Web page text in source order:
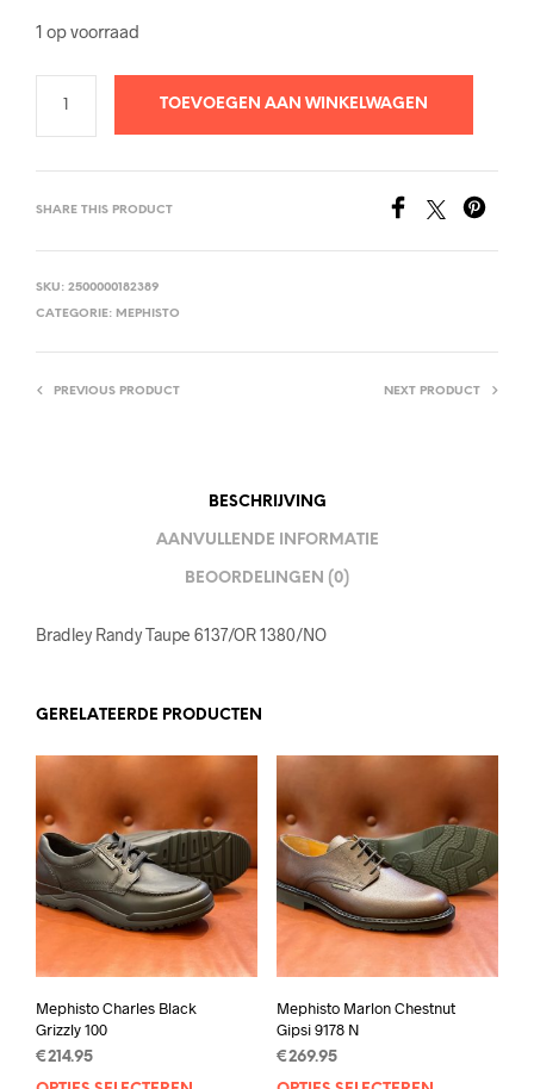
1 op voorraad
TOEVOEGEN AAN WINKELWAGEN
SHARE THIS PRODUCT
SKU: 2500000182389
CATEGORIE: MEPHISTO
PREVIOUS PRODUCT NEXT PRODUCT
BESCHRIJVING
AANVULLENDE INFORMATIE
BEOORDELINGEN (0)
Bradley Randy Taupe 6137/OR 1380/NO
GERELATEERDE PRODUCTEN
Mephisto Charles Black
Grizzly 100
€214.95
Mephisto Marlon Chestnut
Gipsi 9178 N
€269.95